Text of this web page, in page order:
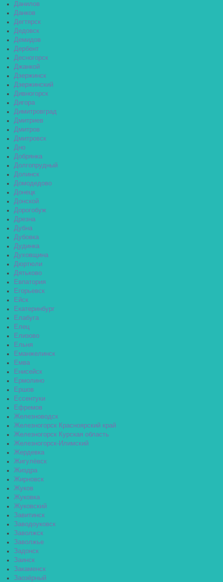
Данилов
Данков
Дегтярск
Дедовск
Демидов
Дербент
Десногорск
Джанкой
Дзержинск
Дзержинский
Дивногорск
Дигора
Димитровград
Дмитриев
Дмитров
Дмитровск
Дно
Добрянка
Долгопрудный
Долинск
Домодедово
Донецк
Донской
Дорогобуж
Дрезна
Дубна
Дубовка
Дудинка
Духовщина
Дюртюли
Дятьково
Евпатория
Егорьевск
Ейск
Екатеринбург
Елабуга
Елец
Елизово
Ельня
Еманжелинск
Емва
Енисейск
Ермолино
Ершов
Ессентуки
Ефремов
Железноводск
Железногорск Красноярский край
Железногорск Курская область
Железногорск-Илимский
Жердевка
Жигулёвск
Жиздра
Жирновск
Жуков
Жуковка
Жуковский
Завитинск
Заводоуковск
Заволжск
Заволжье
Задонск
Заинск
Закаменск
Заозёрный